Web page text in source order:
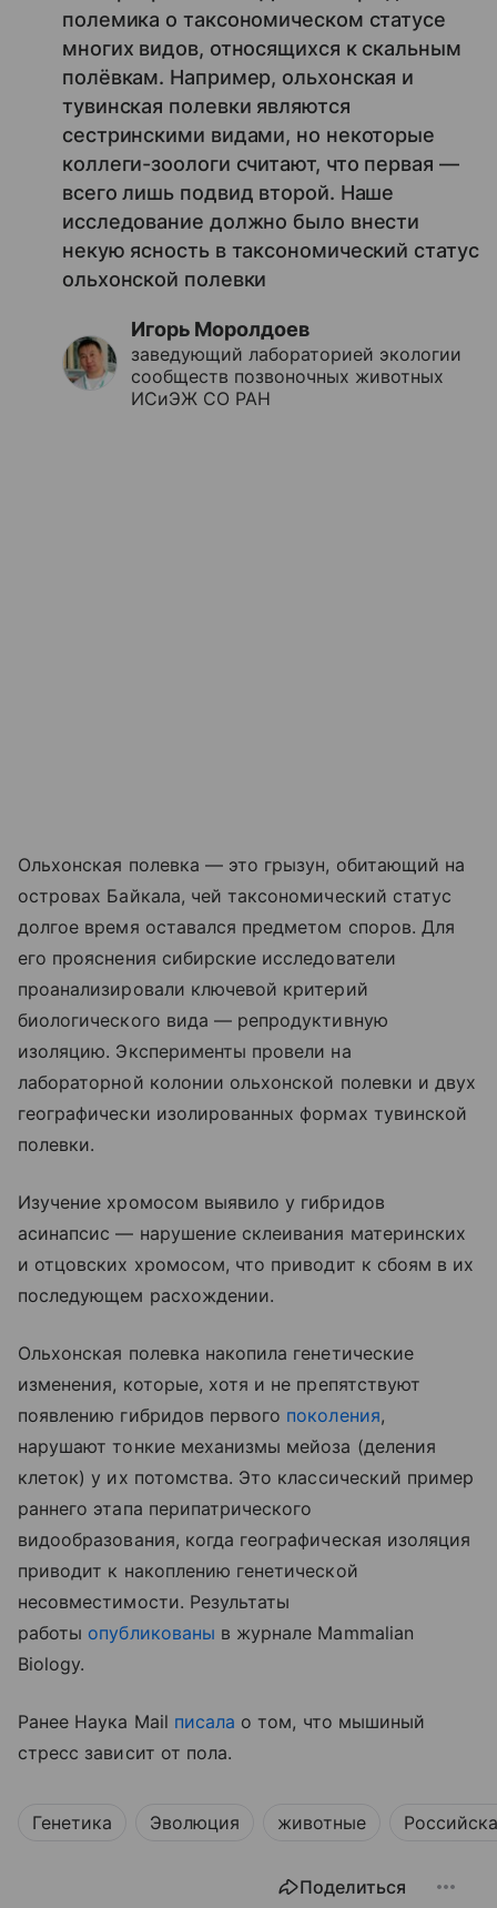
полемика о таксономическом статусе
многих видов, относящихся к скальным
полёвкам. Например, ольхонская и
тувинская полевки являются
сестринскими видами, но некоторые
коллеги-зоологи считают, что первая —
всего лишь подвид второй. Наше
исследование должно было внести
некую ясность в таксономический статус
ольхонской полевки
Игорь Моролдоев
заведующий лабораторией экологии
сообществ позвоночных животных
ИСиЭЖ СО РАН
Ольхонская полевка — это грызун, обитающий на
островах Байкала, чей таксономический статус
долгое время оставался предметом споров. Для
его прояснения сибирские исследователи
проанализировали ключевой критерий
биологического вида — репродуктивную
изоляцию. Эксперименты провели на
лабораторной колонии ольхонской полевки и двух
географически изолированных формах тувинской
полевки.
Изучение хромосом выявило у гибридов
асинапсис — нарушение склеивания материнских
и отцовских хромосом, что приводит к сбоям в их
последующем расхождении.
Ольхонская полевка накопила генетические
изменения, которые, хотя и не препятствуют
появлению гибридов первого поколения,
нарушают тонкие механизмы мейоза (деления
клеток) у их потомства. Это классический пример
раннего этапа перипатрического
видообразования, когда географическая изоляция
приводит к накоплению генетической
несовместимости. Результаты
работы опубликованы в журнале Mammalian
Biology.
Ранее Наука Mail писала о том, что мышиный
стресс зависит от пола.
Генетика Эволюция животные
Поделиться